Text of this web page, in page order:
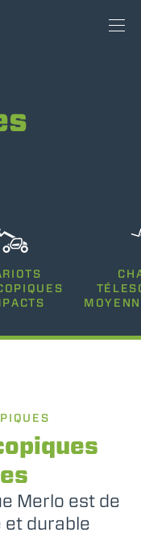
Merlo est de
et durable